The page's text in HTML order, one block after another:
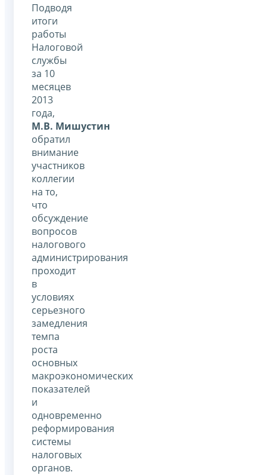
Подводя
итоги
работы
Налоговой
службы
за 10
месяцев
2013
года,
М.В. Мишустин
обратил
внимание
участников
коллегии
на то,
что
обсуждение
вопросов
налогового
администрирования
проходит
в
условиях
серьезного
замедления
темпа
роста
основных
макроэкономических
показателей
и
одновременно
реформирования
системы
налоговых
органов.